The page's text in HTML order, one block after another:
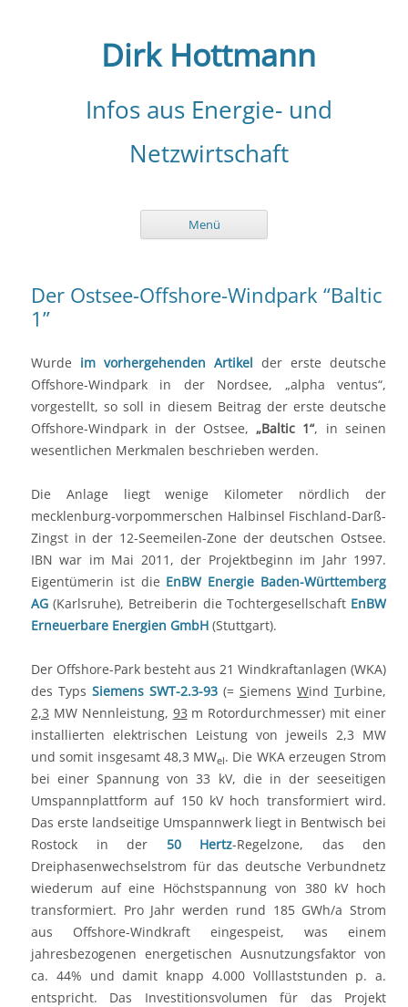
Dirk Hottmann
Infos aus Energie- und
Netzwirtschaft
Menü
Der Ostsee-Offshore-Windpark “Baltic
1”
Wurde im vorhergehenden Artikel der erste deutsche
Offshore-Windpark in der Nordsee, „alpha ventus“,
vorgestellt, so soll in diesem Beitrag der erste deutsche
Offshore-Windpark in der Ostsee,„Baltic 1“, in seinen
wesentlichen Merkmalen beschrieben werden.
Die Anlage liegt wenige Kilometer nördlich der
mecklenburg-vorpommerschen Halbinsel Fischland-Darß-
Zingst in der 12-Seemeilen-Zone der deutschen Ostsee.
IBN war im Mai 2011, der Projektbeginn im Jahr 1997.
Eigentümerin ist die EnBW Energie Baden-Württemberg
AG (Karlsruhe), Betreiberin die Tochtergesellschaft EnBW
Erneuerbare Energien GmbH (Stuttgart).
Der Offshore-Park besteht aus 21 Windkraftanlagen (WKA)
des Typs Siemens SWT-2.3-93 (= Siemens Wind Turbine,
2,3 MW Nennleistung, 93 m Rotordurchmesser) mit einer
installierten elektrischen Leistung von jeweils 2,3 MW
und somit insgesamt 48,3 MWel. Die WKA erzeugen Strom
bei einer Spannung von 33 kV, die in der seeseitigen
Umspannplattform auf 150 kV hoch transformiert wird.
Das erste landseitige Umspannwerk liegt in Bentwisch bei
Rostock in der 50 Hertz-Regelzone, das den
Dreiphasenwechselstrom für das deutsche Verbundnetz
wiederum auf eine Höchstspannung von 380 kV hoch
transformiert. Pro Jahr werden rund 185 GWh/a Strom
aus Offshore-Windkraft eingespeist, was einem
jahresbezogenen energetischen Ausnutzungsfaktor von
ca. 44% und damit knapp 4.000 Volllaststunden p. a.
entspricht. Das Investitionsvolumen für das Projekt